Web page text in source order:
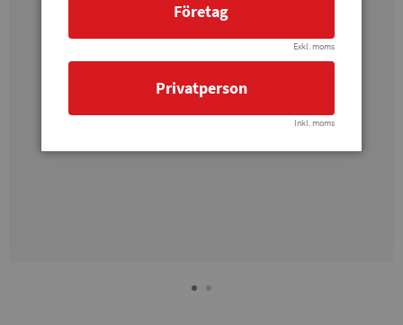
Företag
Exkl. moms
Privatperson
Inkl. moms